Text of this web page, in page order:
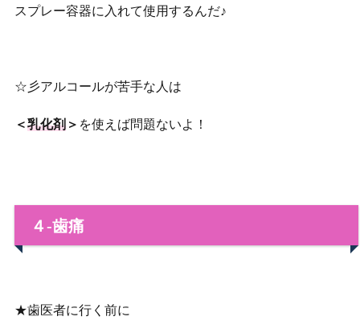
スプレー容器に入れて使用するんだ♪
☆彡アルコールが苦手な人は
＜乳化剤 ＞ を使えば問題ないよ！
４‐歯痛
★歯医者に行く前に